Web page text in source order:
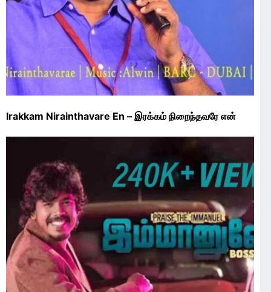
Irakkam Nirainthavare En – இரக்கம் நிறைந்தவரே என்